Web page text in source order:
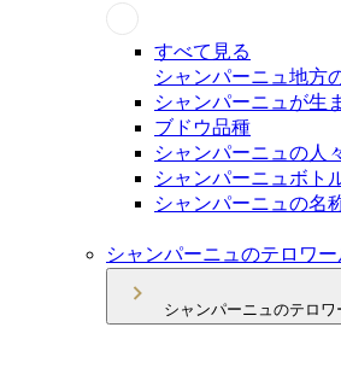
すべて見る
シャンパーニュ地方
シャンパーニュが生
ブドウ品種
シャンパーニュの人
シャンパーニュボト
シャンパーニュの名
シャンパーニュのテロワー
シャンパーニュのテロワ